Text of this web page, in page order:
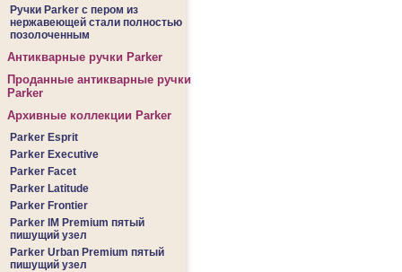
Ручки Parker c пером из
нержавеющей стали полностью
позолоченным
Антикварные ручки Parker
Проданные антикварные ручки
Parker
Архивные коллекции Parker
Parker Esprit
Parker Executive
Parker Facet
Parker Latitude
Parker Frontier
Parker IM Premium пятый
пишущий узел
Parker Urban Premium пятый
пишущий узел